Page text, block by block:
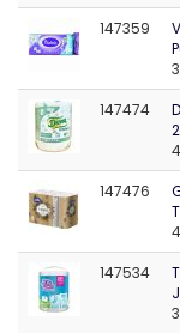
147359
147474
147476
147534